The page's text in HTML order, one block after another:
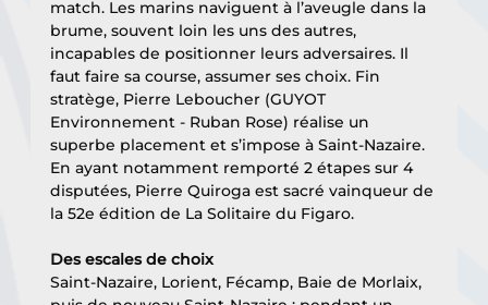
match. Les marins naviguent à l’aveugle dans la
brume, souvent loin les uns des autres,
incapables de positionner leurs adversaires. Il
faut faire sa course, assumer ses choix. Fin
stratège, Pierre Leboucher (GUYOT
Environnement - Ruban Rose) réalise un
superbe placement et s’impose à Saint-Nazaire.
En ayant notamment remporté 2 étapes sur 4
disputées, Pierre Quiroga est sacré vainqueur de
la 52e édition de La Solitaire du Figaro.
Des escales de choix
Saint-Nazaire, Lorient, Fécamp, Baie de Morlaix,